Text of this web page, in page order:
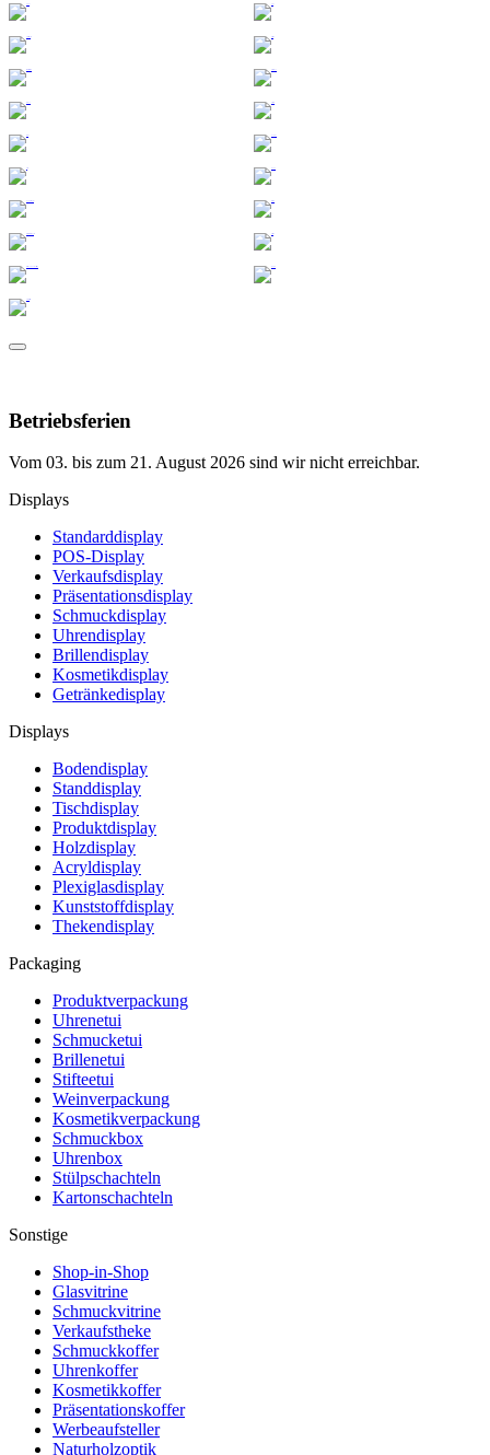
Betriebsferien
Vom 03. bis zum 21. August 2026 sind wir nicht erreichbar.
Displays
Standarddisplay
POS-Display
Verkaufsdisplay
Präsentationsdisplay
Schmuckdisplay
Uhrendisplay
Brillendisplay
Kosmetikdisplay
Getränkedisplay
Displays
Bodendisplay
Standdisplay
Tischdisplay
Produktdisplay
Holzdisplay
Acryldisplay
Plexiglasdisplay
Kunststoffdisplay
Thekendisplay
Packaging
Produktverpackung
Uhrenetui
Schmucketui
Brillenetui
Stifteetui
Weinverpackung
Kosmetikverpackung
Schmuckbox
Uhrenbox
Stülpschachteln
Kartonschachteln
Sonstige
Shop-in-Shop
Glasvitrine
Schmuckvitrine
Verkaufstheke
Schmuckkoffer
Uhrenkoffer
Kosmetikkoffer
Präsentationskoffer
Werbeaufsteller
Naturholzoptik